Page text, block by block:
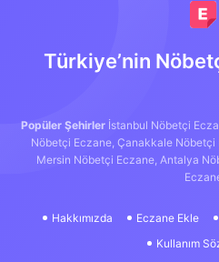
Türkiye’nin
Popüler Şehirler İstanbul Nöbetçi
Nöbetçi Eczane, Çanakkale Nöbetçi
Mersin Nöbetçi Eczane, Antalya
Hakkımızda Eczane Ekle
Kullanım